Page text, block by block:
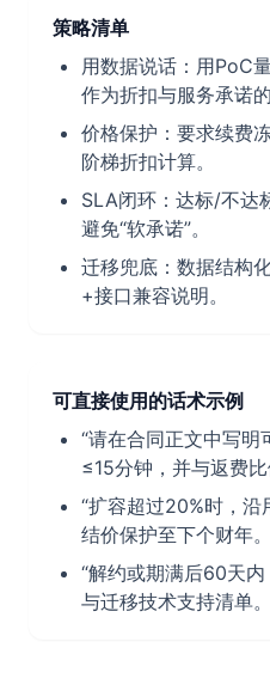
策略清单
用数据说话：用PoC
作为折扣与服务承诺的
价格保护：要求续费
阶梯折扣计算。
SLA闭环：达标/不达
避免“软承诺”。
迁移兜底：数据结构
+接口兼容说明。
可直接使用的话术示例
“请在合同正文中写
≤15分钟，并与返费
“扩容超过20%时，
结价保护至下个财年
“解约或期满后60天
与迁移技术支持清单